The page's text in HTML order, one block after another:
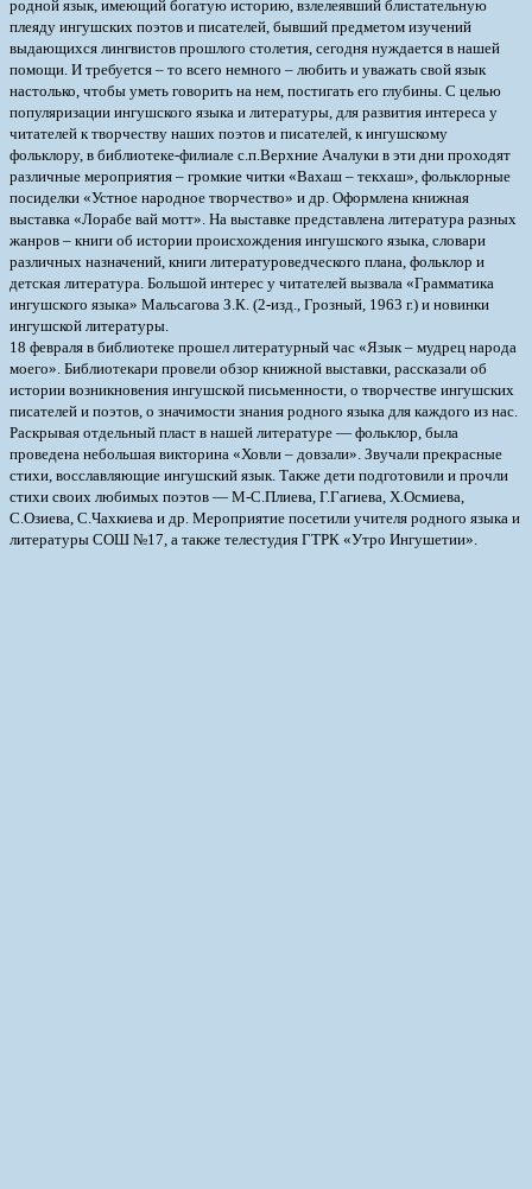
родной язык, имеющий богатую историю, взлелеявший блистательную
плеяду ингушских поэтов и писателей, бывший предметом изучений
выдающихся лингвистов прошлого столетия, сегодня нуждается в нашей
помощи. И требуется – то всего немного – любить и уважать свой язык
настолько, чтобы уметь говорить на нем, постигать его глубины. С целью
популяризации ингушского языка и литературы, для развития интереса у
читателей к творчеству наших поэтов и писателей, к ингушскому
фольклору, в библиотеке-филиале с.п.Верхние Ачалуки в эти дни проходят
различные мероприятия – громкие читки «Вахаш – текхаш», фольклорные
посиделки «Устное народное творчество» и др. Оформлена книжная
выставка «Лорабе вай мотт». На выставке представлена литература разных
жанров – книги об истории происхождения ингушского языка, словари
различных назначений, книги литературоведческого плана, фольклор и
детская литература. Большой интерес у читателей вызвала «Грамматика
ингушского языка» Мальсагова З.К. (2-изд., Грозный, 1963 г.) и новинки
ингушской литературы.
18 февраля в библиотеке прошел литературный час «Язык – мудрец народа
моего». Библиотекари провели обзор книжной выставки, рассказали об
истории возникновения ингушской письменности, о творчестве ингушских
писателей и поэтов, о значимости знания родного языка для каждого из нас.
Раскрывая отдельный пласт в нашей литературе — фольклор, была
проведена небольшая викторина «Ховли – довзали». Звучали прекрасные
стихи, восславляющие ингушский язык. Также дети подготовили и прочли
стихи своих любимых поэтов — М-С.Плиева, Г.Гагиева, Х.Осмиева,
С.Озиева, С.Чахкиева и др. Мероприятие посетили учителя родного языка и
литературы СОШ №17, а также телестудия ГТРК «Утро Ингушетии».